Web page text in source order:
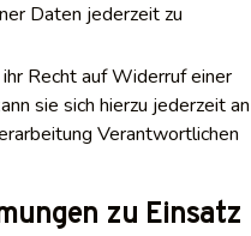
Daten jederzeit zu
Recht auf Widerruf einer
sie sich hierzu jederzeit an
Verantwortlichen
zu Einsatz